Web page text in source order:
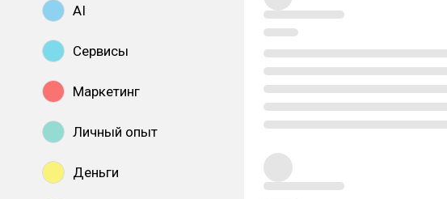
AI
Сервисы
Маркетинг
Личный опыт
Деньги